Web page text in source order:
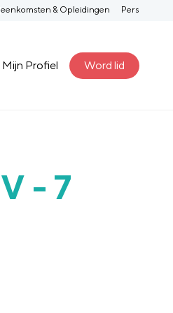
Mijn Profiel Word lid
& Opleidingen Pers
- 7